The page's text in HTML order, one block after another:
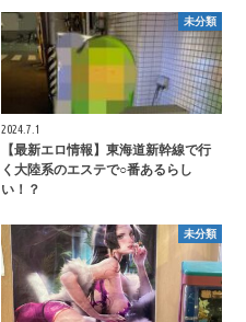
未分類
2024.7.1
【最新エロ情報】東海道新幹線で行
く大陸系のエステで○番あるらし
い！？
未分類